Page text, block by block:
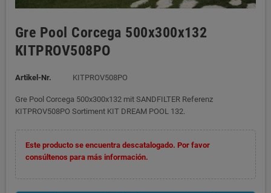
Gre Pool Corcega 500x300x132
KITPROV508PO
Artikel-Nr. KITPROV508PO
Gre Pool Corcega 500x300x132 mit SANDFILTER Referenz
KITPROV508PO Sortiment KIT DREAM POOL 132.
Este producto se encuentra descatalogado. Por favor
consúltenos para más información.